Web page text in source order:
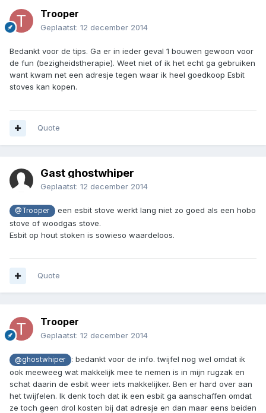
Trooper
Geplaatst: 12 december 2014
Bedankt voor de tips. Ga er in ieder geval 1 bouwen gewoon voor
de fun (bezigheidstherapie). Weet niet of ik het echt ga gebruiken
want kwam net een adresje tegen waar ik heel goedkoop Esbit
stoves kan kopen.
Quote
Gast ghostwhiper
Geplaatst: 12 december 2014
@Trooper
een esbit stove werkt lang niet zo goed als een hobo
stove of woodgas stove.
Esbit op hout stoken is sowieso waardeloos.
Quote
Trooper
Geplaatst: 12 december 2014
@ghostwhiper
: bedankt voor de info. twijfel nog wel omdat ik
ook meeweeg wat makkelijk mee te nemen is in mijn rugzak en
schat daarin de esbit weer iets makkelijker. Ben er hard over aan
het twijfelen. Ik denk toch dat ik een esbit ga aanschaffen omdat
ze toch geen drol kosten bij dat adresje en dan maar eens beiden